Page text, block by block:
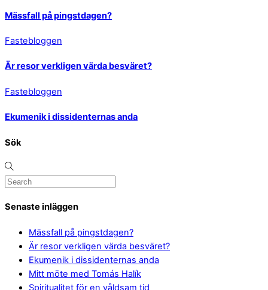
Mässfall på pingstdagen?
Fastebloggen
Är resor verkligen värda besväret?
Fastebloggen
Ekumenik i dissidenternas anda
Sök
Senaste inläggen
Mässfall på pingstdagen?
Är resor verkligen värda besväret?
Ekumenik i dissidenternas anda
Mitt möte med Tomás Halík
Spiritualitet för en våldsam tid